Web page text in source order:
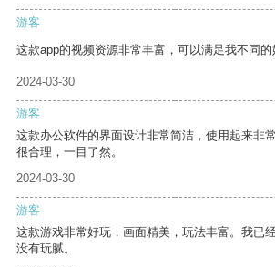
游客
这款app的视频资源非常丰富，可以满足我不同的
2024-03-30
游客
这款办公软件的界面设计非常简洁，使用起来非
很合理，一目了然。
2024-03-30
游客
这款游戏非常好玩，画面精美，玩法丰富。我已
没有玩腻。